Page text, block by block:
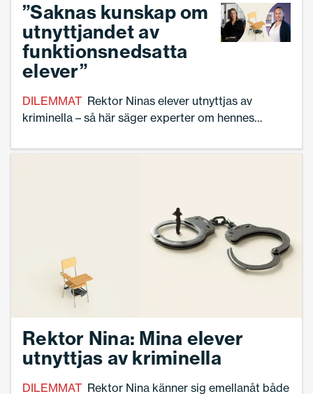
Socialdemokraternas skolutspel i
veckan.
”Saknas kunskap om
utnyttjandet av
funktionsnedsatta
elever”
DILEMMAT Rektor Ninas elever utnyttjas av
kriminella – så här säger experter om hennes
Rektor Nina: Mina elever
utnyttjas av kriminella
DILEMMAT Rektor Nina känner sig emellanåt både